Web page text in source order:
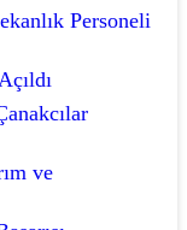
Personeli
ve